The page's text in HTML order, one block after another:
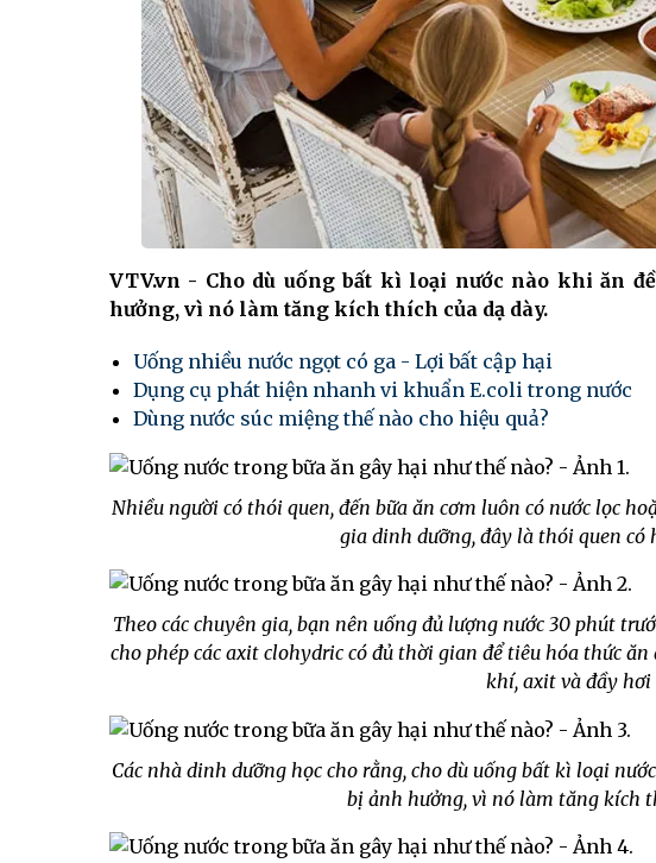
VTV.vn - Cho dù uống bất kì loại nước nào khi ăn
hưởng, vì nó làm tăng kích thích của dạ dày.
Uống nhiều nước ngọt có ga - Lợi bất cập hại
Dụng cụ phát hiện nhanh vi khuẩn E.coli trong nước
Dùng nước súc miệng thế nào cho hiệu quả?
Nhiều người có thói quen, đến bữa ăn cơm luôn có nước lọc
gia dinh dưỡng, đây là thói quen có
Theo các chuyên gia, bạn nên uống đủ lượng nước 30 phút
cho phép các axit clohydric có đủ thời gian để tiêu hóa thức
khí, axit và đầy hơi
Các nhà dinh dưỡng học cho rằng, cho dù uống bất kì loại
bị ảnh hưởng, vì nó làm tăng kích